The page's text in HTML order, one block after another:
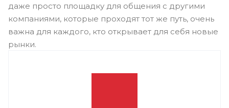
даже просто площадку для общения с другими
компаниями, которые проходят тот же путь, очень
важна для каждого, кто открывает для себя новые
рынки.